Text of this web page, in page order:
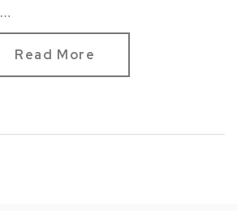
Read More